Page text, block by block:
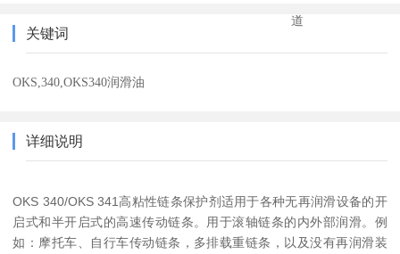
道
关键词
OKS,340,OKS340润滑油
详细说明
OKS 340/OKS 341高粘性链条保护剂适用于各种无再润滑设备的开
启式和半开启式的高速传动链条。用于滚轴链条的内外部润滑。例
如：摩托车、自行车传动链条，多排载重链条，以及没有再润滑装